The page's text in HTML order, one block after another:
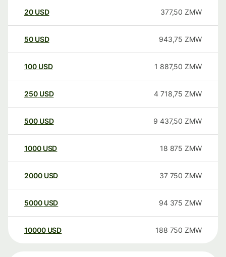
20 USD 377,50 ZMW
50 USD 943,75 ZMW
100 USD 1 887,50 ZMW
250 USD 4 718,75 ZMW
500 USD 9 437,50 ZMW
1000 USD 18 875 ZMW
2000 USD 37 750 ZMW
5000 USD 94 375 ZMW
10000 USD 188 750 ZMW